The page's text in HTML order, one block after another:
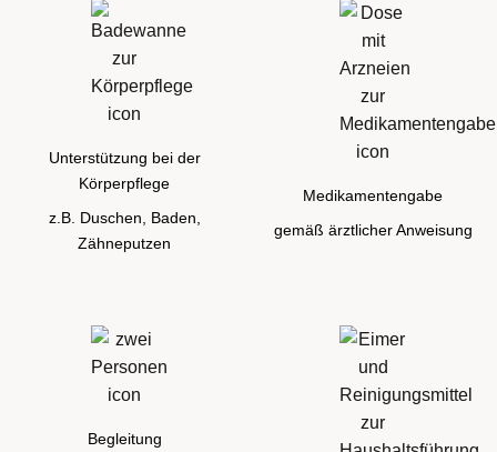
Unterstützung bei der
Körperpflege
z.B. Duschen, Baden,
Zähneputzen
Medikamentengabe
gemäß ärztlicher Anweisung
Begleitung